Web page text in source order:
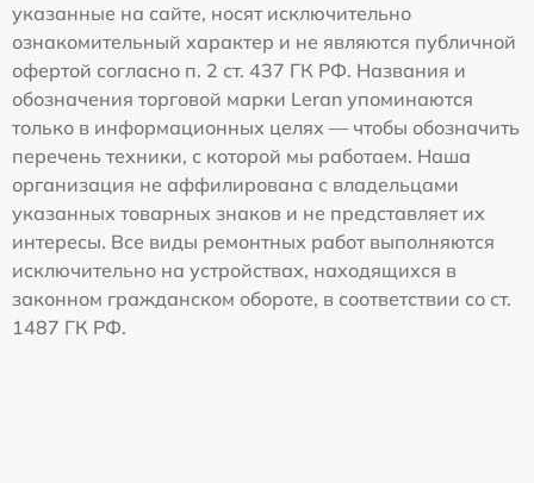
указанные на сайте, носят исключительно
ознакомительный характер и не являются публичной
офертой согласно п. 2 ст. 437 ГК РФ. Названия и
обозначения торговой марки Leran упоминаются
только в информационных целях — чтобы обозначить
перечень техники, с которой мы работаем. Наша
организация не аффилирована с владельцами
указанных товарных знаков и не представляет их
интересы. Все виды ремонтных работ выполняются
исключительно на устройствах, находящихся в
законном гражданском обороте, в соответствии со ст.
1487 ГК РФ.